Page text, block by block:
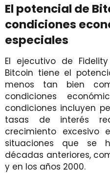
El potencial de
condiciones
especiales
El ejecutivo de
Bitcoin tiene el
menos tan bien
condiciones
condiciones incluyen
tasas de interés
crecimiento
situaciones que se
décadas anteriores,
y en los años 2000.